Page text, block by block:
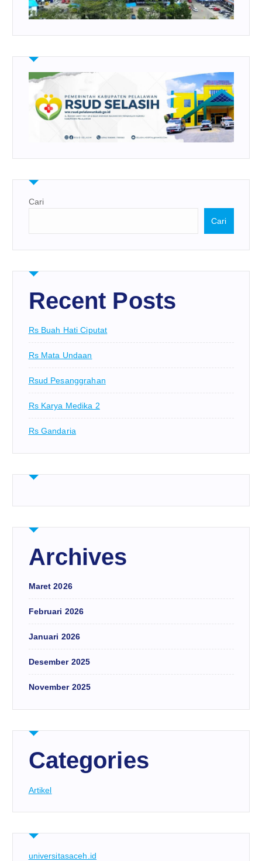
Cari
Cari
Recent Posts
Rs Buah Hati Ciputat
Rs Mata Undaan
Rsud Pesanggrahan
Rs Karya Medika 2
Rs Gandaria
Archives
Maret 2026
Februari 2026
Januari 2026
Desember 2025
November 2025
Categories
Artikel
universitasaceh.id